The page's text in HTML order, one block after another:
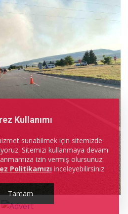
Kullanımı
sunabilmek için sitemizde
Sitemizi kullanmaya devam
izin vermiş olursunuz.
Politikamızıinceleyebilirsiniz
Tamam